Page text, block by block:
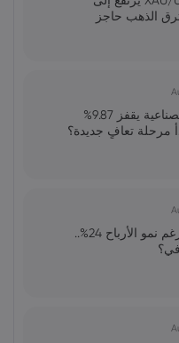
إعادة
يخترق الذهب حاجز
سهم الكوت للمشاريع الصناعية يقفز 9.87%
سهم SMC عند 15 ريالاً رغم نمو الأرباح 24%..